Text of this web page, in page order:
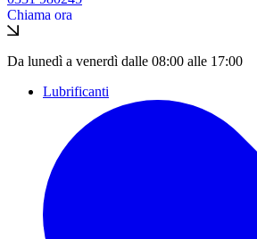
Chiama ora
Da lunedì a venerdì dalle 08:00 alle 17:00
Lubrificanti